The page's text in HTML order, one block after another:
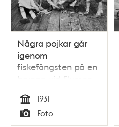
Några pojkar går
igenom
fiskefångsten på en
brygga vid Slussen
Tid
1931
Typ
Foto